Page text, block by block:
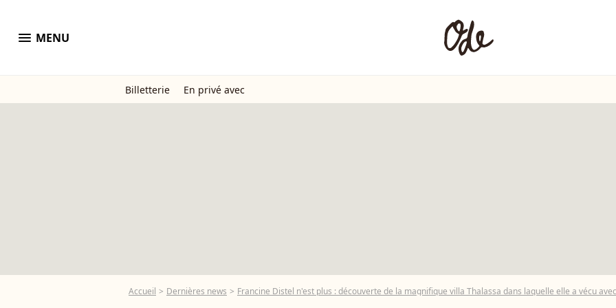
menu MENU
Billetterie En privé avec
Accueil Dernières news Francine Distel n'est plus : découverte de la magnifique villa Thalassa dans laquelle elle a vécu